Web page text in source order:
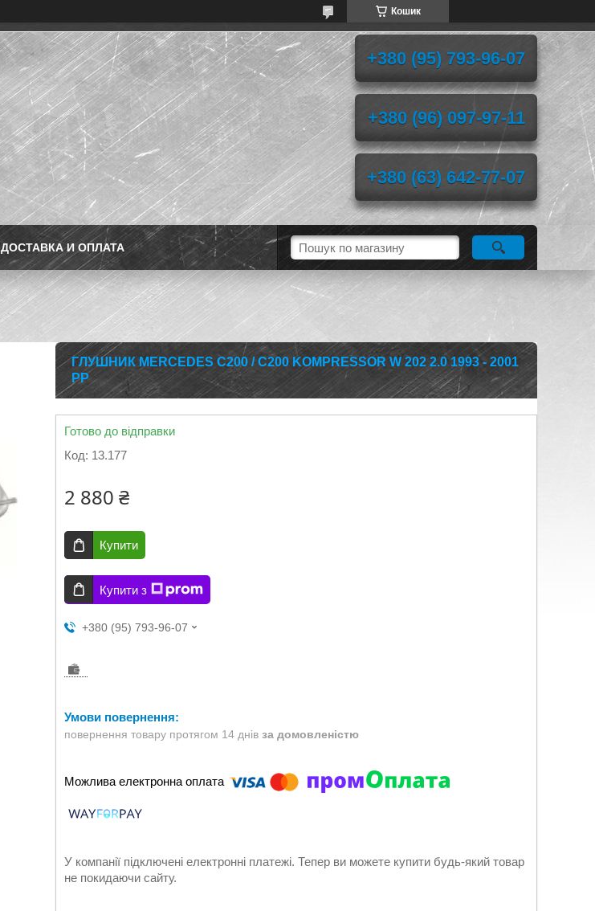
Кошик
+380 (95) 793-96-07
+380 (96) 097-97-11
+380 (63) 642-77-07
ДОСТАВКА И ОПЛАТА
ГЛУШНИК MERCEDES C200 / C200 KOMPRESSOR W 202 2.0 1993 - 2001
РР
Готово до відправки
Код: 13.177
2 880 ₴
Купити
Купити з
+380 (95) 793-96-07
повернення товару протягом 14 днів за домовленістю
У компанії підключені електронні платежі. Тепер ви можете купити будь-який товар
не покидаючи сайту.